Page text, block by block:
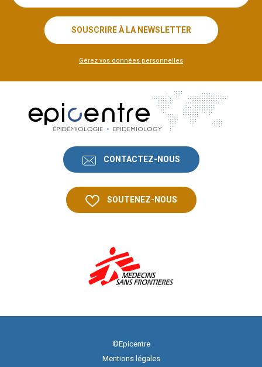
SOUSCRIRE À LA NEWSLETTER
Gérez vos données personnelles
CONTACTEZ-NOUS
SOUTENEZ-NOUS
©Epicentre
Mentions légales